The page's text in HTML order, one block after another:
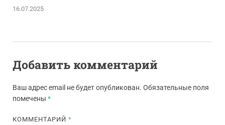
16.07.2025
Добавить комментарий
Ваш адрес email не будет опубликован. Обязательные поля
помечены *
КОММЕНТАРИЙ*